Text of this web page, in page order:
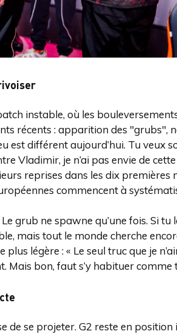
instable, où les
récents : apparition des "grubs",
est différent aujourd’hui. Tu veux
Vladimir, je n’ai pas envie de
reprises dans les dix
commencent à
grub ne spawne qu’une fois. Si tu
mais tout le monde cherche
légère : « Le seul truc que je
bon, faut s’y habituer comme
de se projeter. G2 reste en position